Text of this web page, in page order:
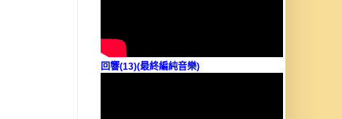
回響(13)(最終編純音樂)